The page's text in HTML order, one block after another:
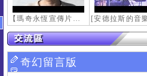
【瑪奇永恆宣傳片】最初的感動
奇幻留言版